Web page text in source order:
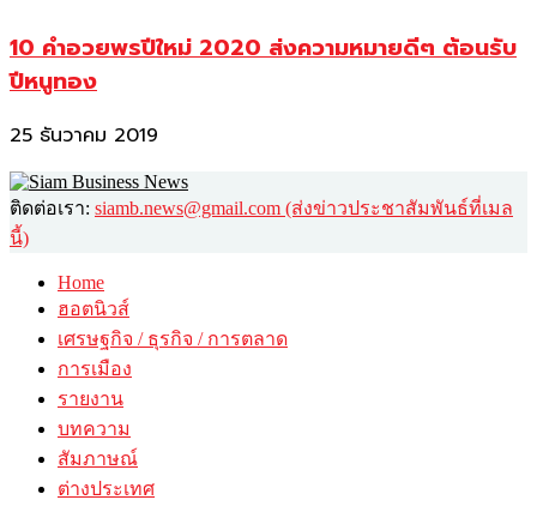
10 คำอวยพรปีใหม่ 2020 ส่งความหมายดีๆ ต้อนรับ
ปีหนูทอง
25 ธันวาคม 2019
ติดต่อเรา: siamb.news@gmail.com (ส่งข่าวประชาสัมพันธ์ที่เมล
นี้)
Home
ฮอตนิวส์
เศรษฐกิจ / ธุรกิจ / การตลาด
การเมือง
รายงาน
บทความ
สัมภาษณ์
ต่างประเทศ